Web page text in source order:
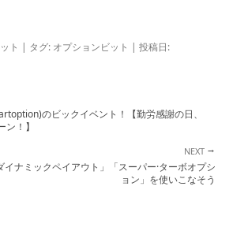
ト | タグ: オプションビット | 投稿日:
のビックイベント！【勤労感謝の日、
！】
ナミックペイアウト」「スーパー·ターボオプシ
ョン」を使いこなそう
→